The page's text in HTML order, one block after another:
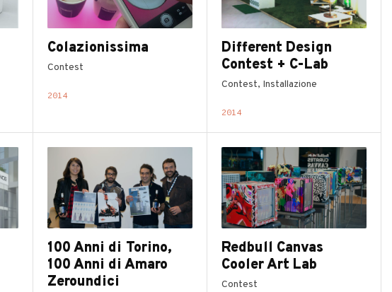
Colazionissima
Contest
2014
Different Design
Contest + C-Lab
Contest, Installazione
2014
100 Anni di Torino,
100 Anni di Amaro
Zeroundici
Redbull Canvas
Cooler Art Lab
Contest